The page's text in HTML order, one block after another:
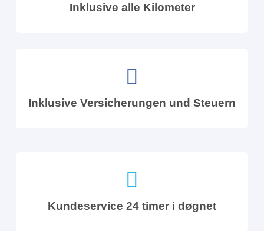
Inklusive alle Kilometer
Inklusive Versicherungen und Steuern
Kundeservice 24 timer i døgnet